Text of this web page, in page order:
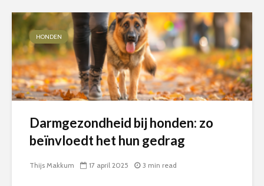
HONDEN
Darmgezondheid bij honden: zo
beïnvloedt het hun gedrag
Thijs Makkum 17 april 2025 3 min read